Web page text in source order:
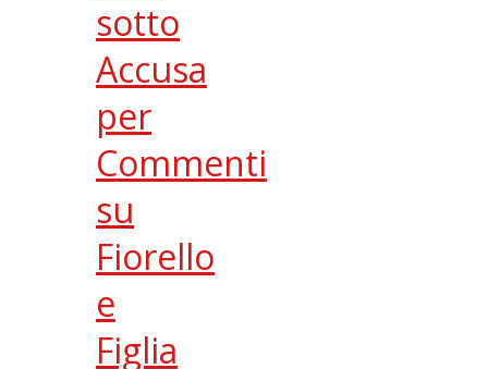
sotto
Accusa
per
Commenti
su
Fiorello
e
Figlia